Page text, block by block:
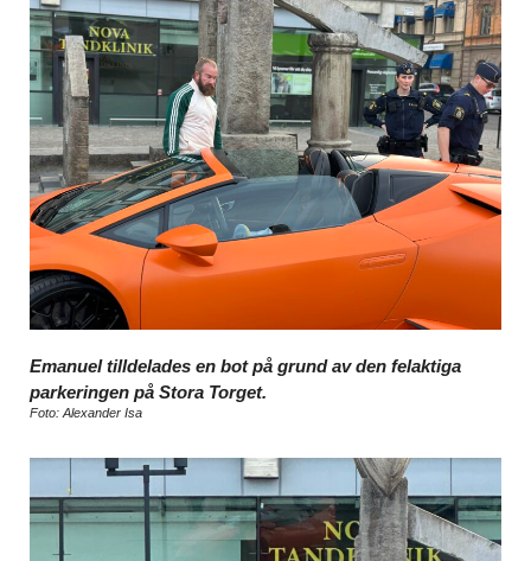
Emanuel tilldelades en bot på grund av den felaktiga
parkeringen på Stora Torget.
Foto: Alexander Isa